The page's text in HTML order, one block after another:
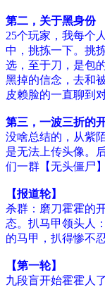
第二，关于黑身份
25个玩家，我每个
中，挑拣一下。挑
选，至于刀，是包
黑掉的信念，去和
皮赖脸的一直聊到
第三，一波三折的
没啥总结的，从紫
是无法上传头像。
们一群【无头僵尸
【报道轮】
杀群：磨刀霍霍的
态。扒马甲领头人
的马甲，扒得惨不
【第一轮】
九段盲开始霍霍人